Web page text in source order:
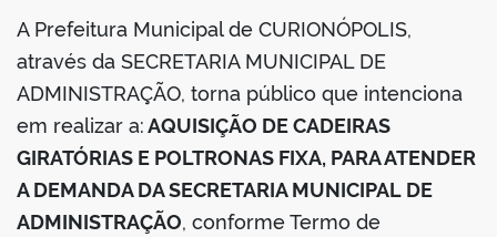
A Prefeitura Municipal de CURIONÓPOLIS,
através da SECRETARIA MUNICIPAL DE
ADMINISTRAÇÃO, torna público que intenciona
em realizar a:AQUISIÇÃO DE CADEIRAS
GIRATÓRIAS E POLTRONAS FIXA, PARA ATENDER
A DEMANDA DA SECRETARIA MUNICIPAL DE
ADMINISTRAÇÃO, conforme Termo de